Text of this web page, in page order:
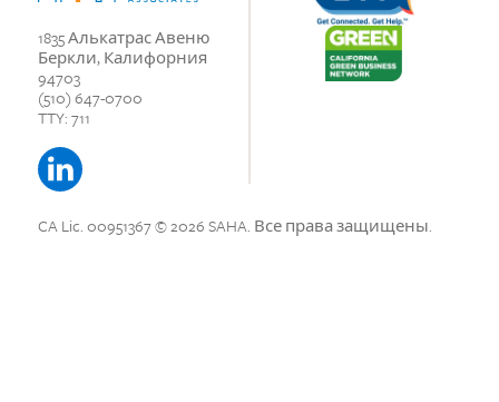
1835 Алькатрас Авеню
Беркли, Калифорния
94703
(510) 647-0700
TTY: 711
CA Lic. 00951367© 2026 SAHA. Все права защищены.